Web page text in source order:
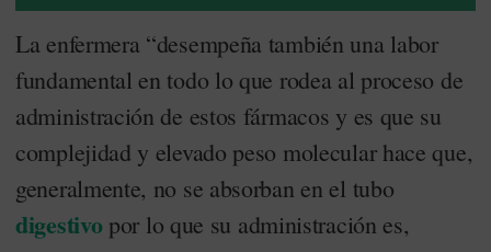
La enfermera “desempeña también una labor
fundamental en todo lo que rodea al proceso de
administración de estos fármacos y es que su
complejidad y elevado peso molecular hace que,
generalmente, no se absorban en el tubo
digestivopor lo que su administración es,